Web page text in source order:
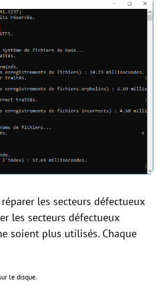
les secteurs défectueux
les secteurs défectueux
soient plus utilisés. Chaque
le disque.